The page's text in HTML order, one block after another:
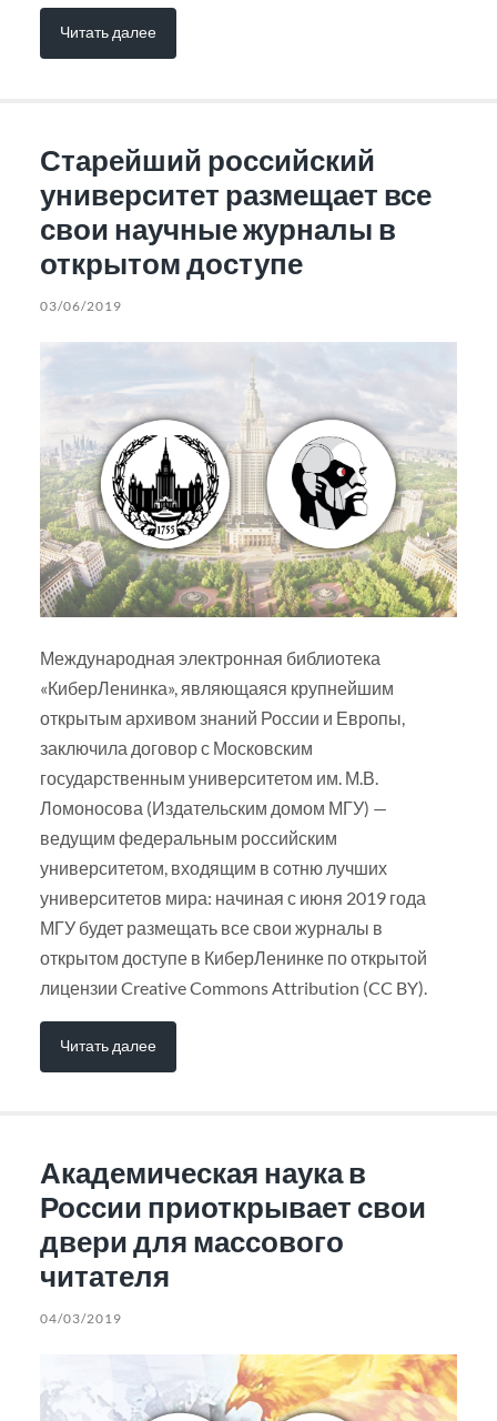
Читать далее
Старейший российский
университет размещает все
свои научные журналы в
открытом доступе
03/06/2019
Международная электронная библиотека
«КиберЛенинка», являющаяся крупнейшим
открытым архивом знаний России и Европы,
заключила договор с Московским
государственным университетом им. М.В.
Ломоносова (Издательским домом МГУ) —
ведущим федеральным российским
университетом, входящим в сотню лучших
университетов мира: начиная с июня 2019 года
МГУ будет размещать все свои журналы в
открытом доступе в КиберЛенинке по открытой
лицензии Creative Commons Attribution (CC BY).
Читать далее
Академическая наука в
России приоткрывает свои
двери для массового
читателя
04/03/2019